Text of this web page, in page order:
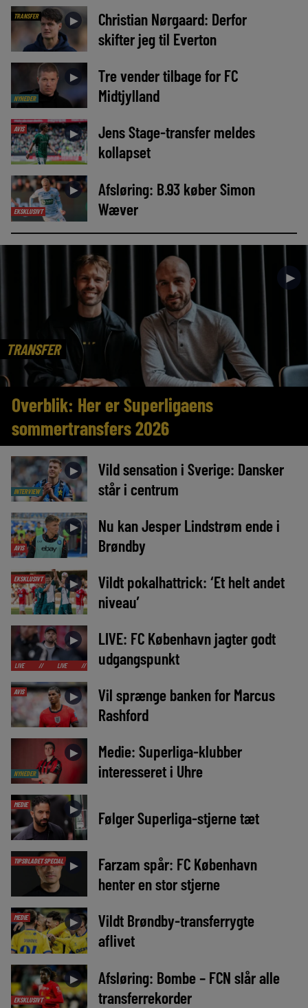
TRANSFER ►
Christian Nørgaard: Derfor
skifter jeg til Everton
NYHEDER
►
Tre vender tilbage for FC
Midtjylland
AVIS ►
Jens Stage-transfer meldes
kollapset
EKSKLUSIVT
►
Afsløring: B.93 køber Simon
Wæver
TRANSFER
►
Overblik: Her er Superligaens
sommertransfers 2026
INTERVIEW
►
Vild sensation i Sverige: Dansker
står i centrum
AVIS
►
Nu kan Jesper Lindstrøm ende i
Brøndby
EKSKLUSIVT ►
Vildt pokalhattrick: ‘Et helt andet
niveau’
►
LIVE LIVE LIVE // LIVE //
LIVE: FC København jagter godt
udgangspunkt
AVIS ►
Vil sprænge banken for Marcus
Rashford
NYHEDER
►
Medie: Superliga-klubber
interesseret i Uhre
MEDIE ► Følger Superliga-stjerne tæt
TIPSBLADET SPECIAL ►
Farzam spår: FC København
henter en stor stjerne
MEDIE ►
Vildt Brøndby-transferrygte
aflivet
EKSKLUSIVT
►
Afsløring: Bombe – FCN slår alle
transferrekorder